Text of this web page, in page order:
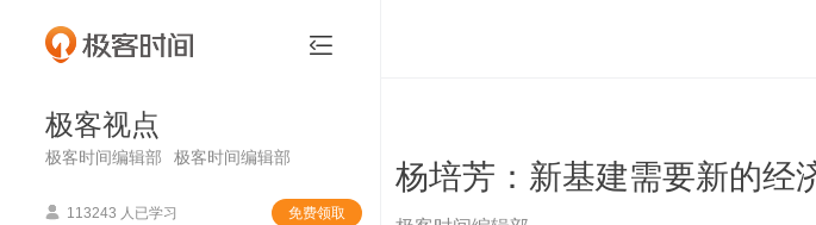

极客视点
极客时间编辑部 极客时间编辑部
 113243 人已学习 免费领取
 极客视点
杨培芳：新基建需要新的经